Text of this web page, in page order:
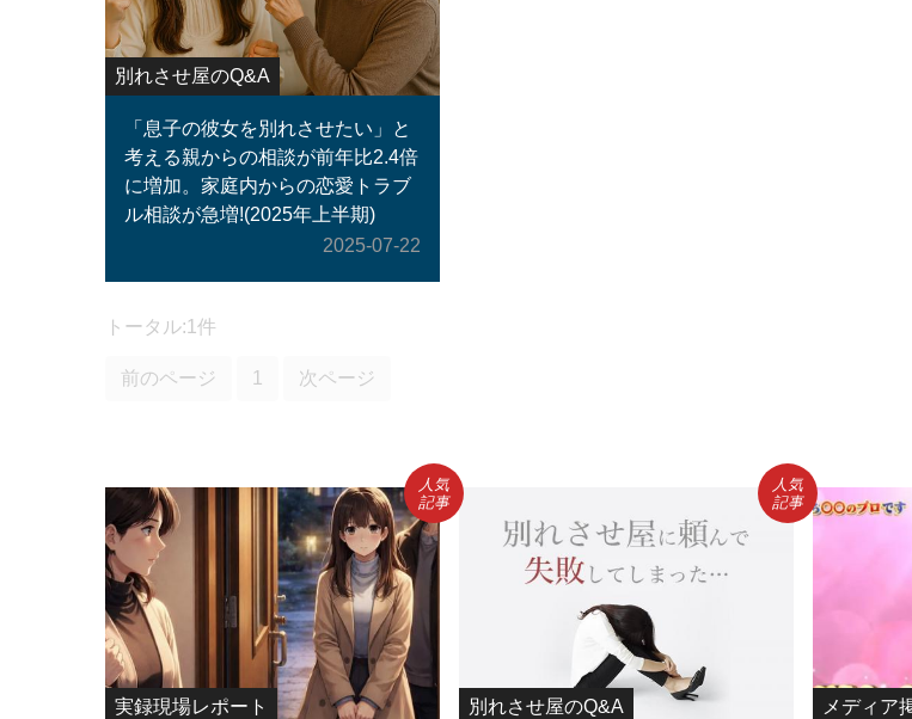
別れさせ屋のQ&A
「息子の彼女を別れさせたい」と
考える親からの相談が前年比2.4倍
に増加。家庭内からの恋愛トラブ
ル相談が急増!(2025年上半期)
2025-07-22
トータル:1件
前のページ 1 次ページ
実録現場レポート
人気
記事
別れさせ屋のQ&A
人気
記事
メディア